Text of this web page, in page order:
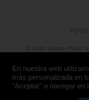
© 2022 Contra Poder
En nuestra web
más personalizada en
"Aceptar" o navegar en